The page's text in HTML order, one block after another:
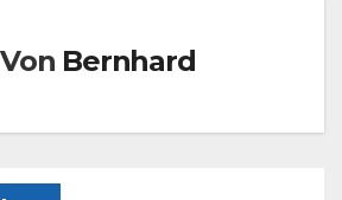
Von Bernhard